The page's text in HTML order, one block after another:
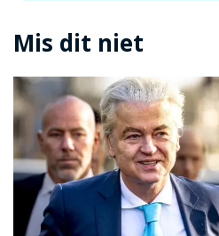
Mis dit niet